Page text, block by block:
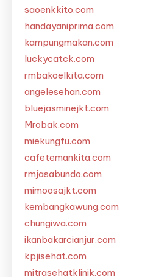
saoenkkito.com
handayaniprima.com
kampungmakan.com
luckycatck.com
rmbakoelkita.com
angelesehan.com
bluejasminejkt.com
Mrobak.com
miekungfu.com
cafetemankita.com
rmjasabundo.com
mimoosajkt.com
kembangkawung.com
chungiwa.com
ikanbakarcianjur.com
kpjisehat.com
mitrasehatklinik.com